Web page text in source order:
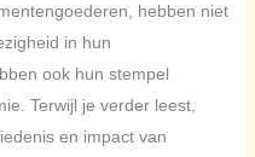
hebben niet
in hun
ook hun stempel
Terwijl je verder leest,
en impact van